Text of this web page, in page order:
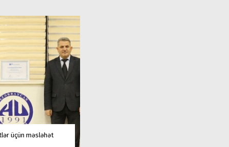
üçün məsləhət